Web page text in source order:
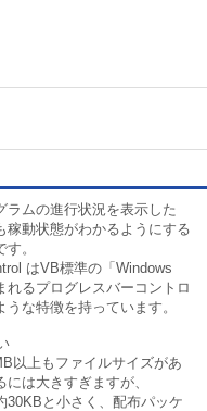
ムの進行状況を表示した
稼動状態がわかるようにする
。
はVB標準の「Windows
れるプログレスバーコントロ
な特徴を持っています。
以上もファイルサイズがあ
は大きすぎますが、
30KBと小さく、配布パッケ